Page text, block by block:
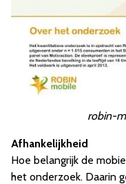
robin-
Afhankelijkheid
Hoe belangrijk de
het onderzoek. Daarin